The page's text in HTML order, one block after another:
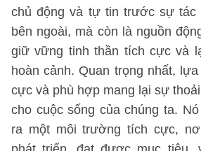
chủ động và tự tin trước sự tác
bên ngoài, mà còn là nguồn
giữ vững tinh thần tích cực và
hoàn cảnh. Quan trọng nhất,
cực và phù hợp mang lại sự
cho cuộc sống của chúng ta.
ra một môi trường tích cực,